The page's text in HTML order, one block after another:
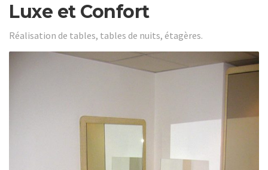
Luxe et Confort
Réalisation de tables, tables de nuits, étagères.